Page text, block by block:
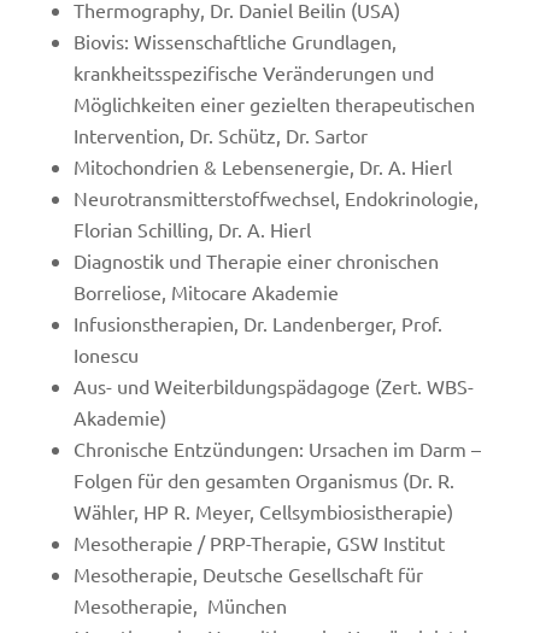
Thermography, Dr. Daniel Beilin (USA)
Biovis: Wissenschaftliche Grundlagen,
krankheitsspezifische Veränderungen und
Möglichkeiten einer gezielten therapeutischen
Intervention, Dr. Schütz, Dr. Sartor
Mitochondrien & Lebensenergie, Dr. A. Hierl
Neurotransmitterstoffwechsel, Endokrinologie,
Florian Schilling, Dr. A. Hierl
Diagnostik und Therapie einer chronischen
Borreliose, Mitocare Akademie
Infusionstherapien, Dr. Landenberger, Prof.
Ionescu
Aus- und Weiterbildungspädagoge (Zert. WBS-
Akademie)
Chronische Entzündungen: Ursachen im Darm –
Folgen für den gesamten Organismus (Dr. R.
Wähler, HP R. Meyer, Cellsymbiosistherapie)
Mesotherapie / PRP-Therapie, GSW Institut
Mesotherapie, Deutsche Gesellschaft für
Mesotherapie, München